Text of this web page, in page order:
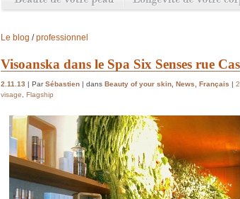
Le blog /professionnel
Visoanska dans le Spa Six Senses rue
2.11.13 | ParSébastien | dans Beauty of your skin, News, Français |
visage, Flagship